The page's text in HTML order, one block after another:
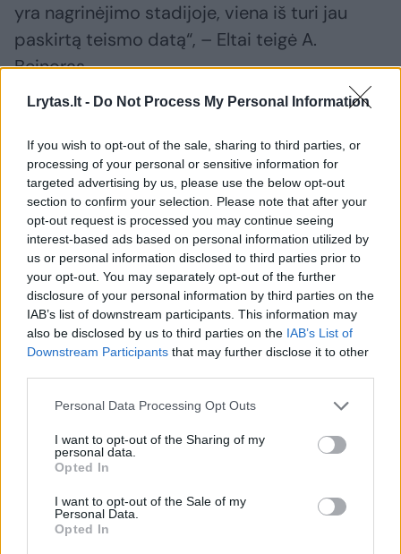
Lrytas.lt - Do Not Process My Personal Information
If you wish to opt-out of the sale, sharing to third parties, or
processing of your personal or sensitive information for
targeted advertising by us, please use the below opt-out
section to confirm your selection. Please note that after your
opt-out request is processed you may continue seeing
interest-based ads based on personal information utilized by
us or personal information disclosed to third parties prior to
your opt-out. You may separately opt-out of the further
disclosure of your personal information by third parties on the
IAB’s list of downstream participants. This information may
also be disclosed by us to third parties on the IAB’s List of
Downstream Participants that may further disclose it to other
Personal Data Processing Opt Outs
I want to opt-out of the Sharing of my
personal data.
Opted In
I want to opt-out of the Sale of my
Personal Data.
Opted In
yra nagrinėjimo stadijoje, viena iš turi jau
paskirtą teismo datą“, – Eltai teigė A.
Beinoras.
dėl vykstančių teisinių procesų ir nustatė,
kad minimos bylos dar nėra pasibaigusios, o
galutiniai sprendimai jose nėra priimti.
Karys, su kuriuo Krašto apsaugos ministerija
nepratęsė tarnybos sutarties, taip pat
nesutinka su R. Kauno teiginiu, kad jo
kreipimaisi į Generalinę prokuratūrą ir kitas
institucijas buvo atmesti.
Susiję straipsniai